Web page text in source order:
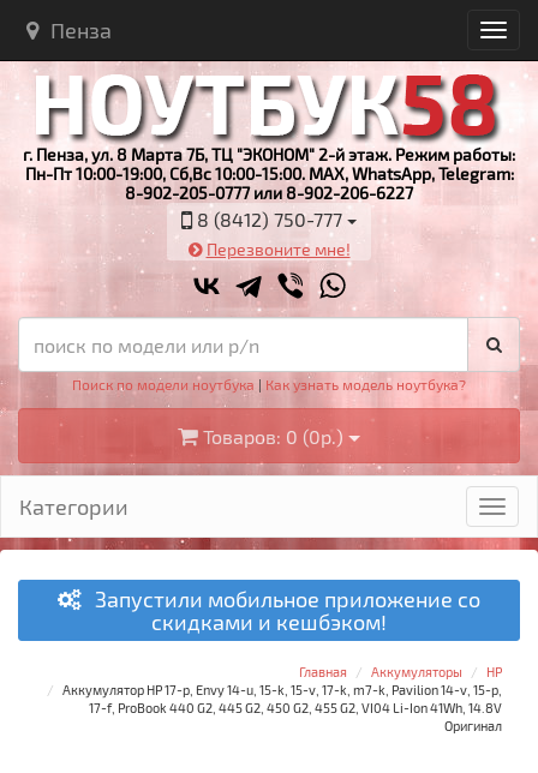
Пенза
г. Пенза, ул. 8 Марта 7Б, ТЦ "ЭКОНОМ" 2-й этаж. Режим работы:
Пн-Пт 10:00-19:00, Сб,Вс 10:00-15:00. MAX, WhatsApp, Telegram:
8-902-205-0777 или 8-902-206-6227
8 (8412) 750-777
Перезвоните мне!
Поиск по модели ноутбука | Как узнать модель ноутбука?
Товаров: 0 (0р.)
Категории
Запустили мобильное приложение со
скидками и кешбэком!
Главная Аккумуляторы
HP
Аккумулятор HP 17-p, Envy 14-u, 15-k, 15-v, 17-k, m7-k, Pavilion 14-v, 15-p,
17-f, ProBook 440 G2, 445 G2, 450 G2, 455 G2, VI04 Li-Ion 41Wh, 14.8V
Оригинал